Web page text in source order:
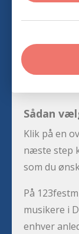
Sådan
Klik på en
næste step
som du
På
musikere i
enhver